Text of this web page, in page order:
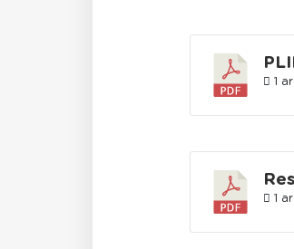
1
1